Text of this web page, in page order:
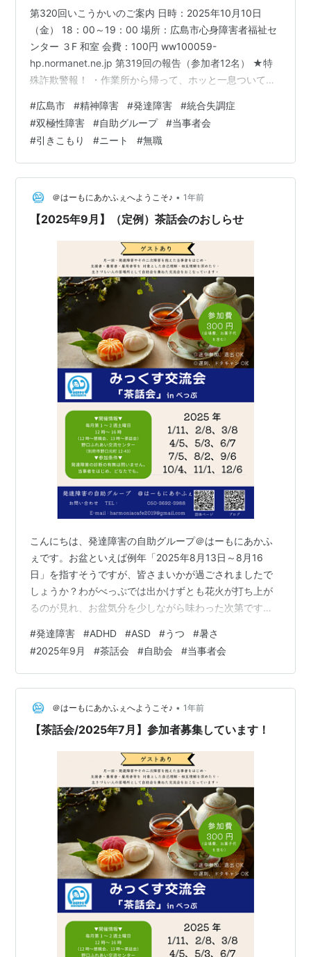
第320回いこうかいのご案内 日時：2025年10月10日
（金） 18：00～19：00 場所：広島市心身障害者福祉セ
ンター ３F 和室 会費：100円 ww100059-
hp.normanet.ne.jp 第319回の報告（参加者12名） ★特
殊詐欺警報！ ・作業所から帰って、ホッと一息ついてい
課？え？何？4,000万円の詐欺に絡んで資金洗浄か何か
の容疑がかかっている？わけわからんし、もうパニッ
ク。おまけに容疑者の名前が知り合いと同じ名前。問わ
れるままに個人情報も全部しゃべってしまった。疲れ果
てて「今日はここまで」と電話を切った。 ドコモ静岡
に…
#広島市 #精神障害 #発達障害 #統合失調症
#双極性障害 #自助グループ #当事者会
#引きこもり #ニート #無職
＠はーもにあかふぇへようこそ♪ • 1年前
【2025年9月】（定例）茶話会のおしらせ
こんにちは、発達障害の自助グループ＠はーもにあかふ
ぇです。お盆といえば例年「2025年8月13日～8月16
日」を指すそうですが、皆さまいかが過ごされましたで
しょうか？わがべっぷでは出かけずとも花火が打ち上が
るのが見れ、お盆気分を少しながら味わった次第です。
「みっくす交流会「茶話会」（通称：茶話会）ですが、
来月「9/6（土）」の開催です。（※だいたい第一土曜日
または第二土曜日です）今回は2か月に1度の訪問看護師
さんが来られるゲスト回です。普段は専門職はいません
ので専門的な相談にはお答えできませんが、今回は ●訪
問看護ってどんなサービス？ ●オ…
#発達障害 #ADHD #ASD #うつ #暑さ
#2025年9月 #茶話会 #自助会 #当事者会
＠はーもにあかふぇへようこそ♪ • 1年前
【茶話会/2025年7月】参加者募集しています！